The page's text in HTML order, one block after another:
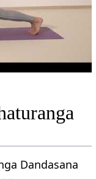
Dandasana